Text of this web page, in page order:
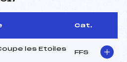
Cat.
les Etoiles
FFS